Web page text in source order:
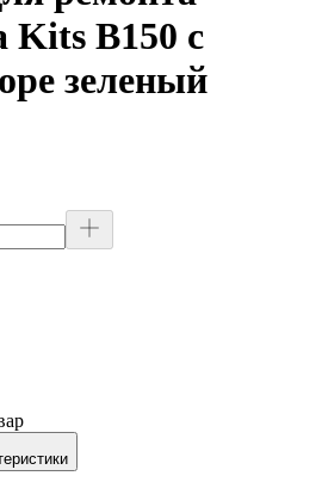
Kits B150 с
зеленый